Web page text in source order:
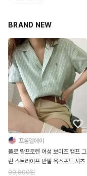
로
켓
BRAND NEW
프롬엘에이
폴로 랄프로렌 여성 보이즈 캠프 그
린 스트라이프 반팔 옥스포드 셔츠
99,800원